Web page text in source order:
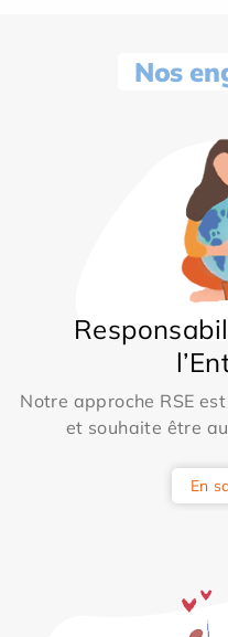
Nos
Notre approche RSE
et souhaite être
En